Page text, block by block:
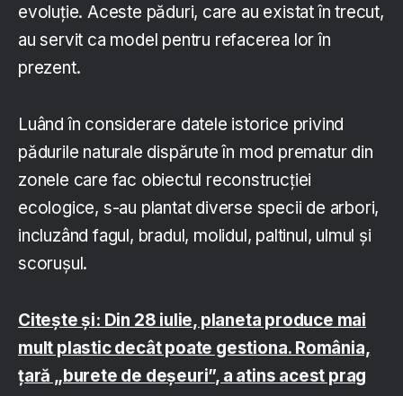
evoluție. Aceste păduri, care au existat în trecut,
au servit ca model pentru refacerea lor în
prezent.
Luând în considerare datele istorice privind
pădurile naturale dispărute în mod prematur din
zonele care fac obiectul reconstrucției
ecologice, s-au plantat diverse specii de arbori,
incluzând fagul, bradul, molidul, paltinul, ulmul și
scorușul.
Citește și: Din 28 iulie, planeta produce mai
mult plastic decât poate gestiona. România,
țară „burete de deșeuri”, a atins acest prag